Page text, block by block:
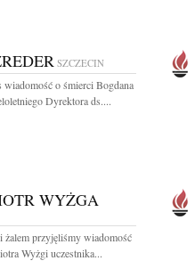
SZCZECIN
wiadomość o śmierci Bogdana
Dyrektora ds....
WYŻGA
przyjęliśmy wiadomość
Wyżgi uczestnika...